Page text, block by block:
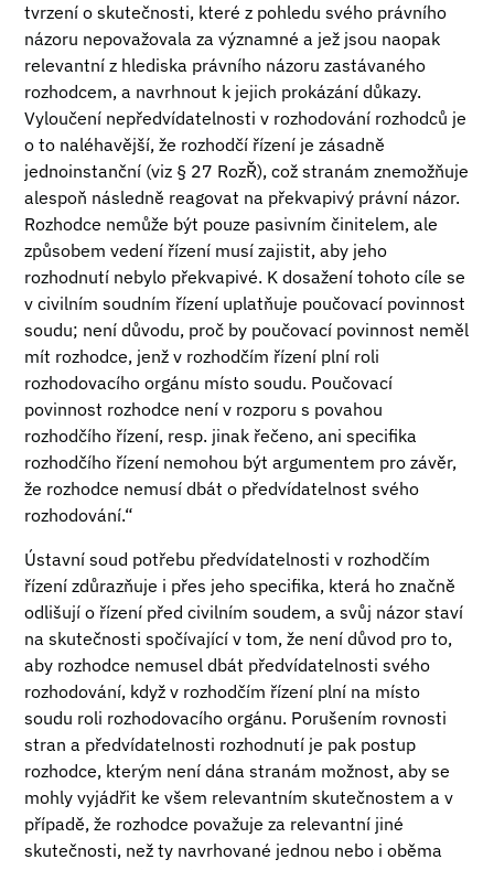
tvrzení o skutečnosti, které z pohledu svého právního
názoru nepovažovala za významné a jež jsou naopak
relevantní z hlediska právního názoru zastávaného
rozhodcem, a navrhnout k jejich prokázání důkazy.
Vyloučení nepředvídatelnosti v rozhodování rozhodců je
o to naléhavější, že rozhodčí řízení je zásadně
jednoinstanční (viz § 27 RozŘ), což stranám znemožňuje
alespoň následně reagovat na překvapivý právní názor.
Rozhodce nemůže být pouze pasivním činitelem, ale
způsobem vedení řízení musí zajistit, aby jeho
rozhodnutí nebylo překvapivé. K dosažení tohoto cíle se
v civilním soudním řízení uplatňuje poučovací povinnost
soudu; není důvodu, proč by poučovací povinnost neměl
mít rozhodce, jenž v rozhodčím řízení plní roli
rozhodovacího orgánu místo soudu. Poučovací
povinnost rozhodce není v rozporu s povahou
rozhodčího řízení, resp. jinak řečeno, ani specifika
rozhodčího řízení nemohou být argumentem pro závěr,
že rozhodce nemusí dbát o předvídatelnost svého
rozhodování.“
Ústavní soud potřebu předvídatelnosti v rozhodčím
řízení zdůrazňuje i přes jeho specifika, která ho značně
odlišují o řízení před civilním soudem, a svůj názor staví
na skutečnosti spočívající v tom, že není důvod pro to,
aby rozhodce nemusel dbát předvídatelnosti svého
rozhodování, když v rozhodčím řízení plní na místo
soudu roli rozhodovacího orgánu. Porušením rovnosti
stran a předvídatelnosti rozhodnutí je pak postup
rozhodce, kterým není dána stranám možnost, aby se
mohly vyjádřit ke všem relevantním skutečnostem a v
případě, že rozhodce považuje za relevantní jiné
skutečnosti, než ty navrhované jednou nebo i oběma